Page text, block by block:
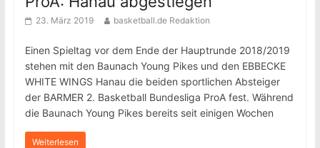
23. März 2019 basketball.de Redaktion
Einen Spieltag vor dem Ende der Hauptrunde 2018/2019
stehen mit den Baunach Young Pikes und den EBBECKE
WHITE WINGS Hanau die beiden sportlichen Absteiger
der BARMER 2. Basketball Bundesliga ProA fest. Während
die Baunach Young Pikes bereits seit einigen Wochen
Weiterlesen